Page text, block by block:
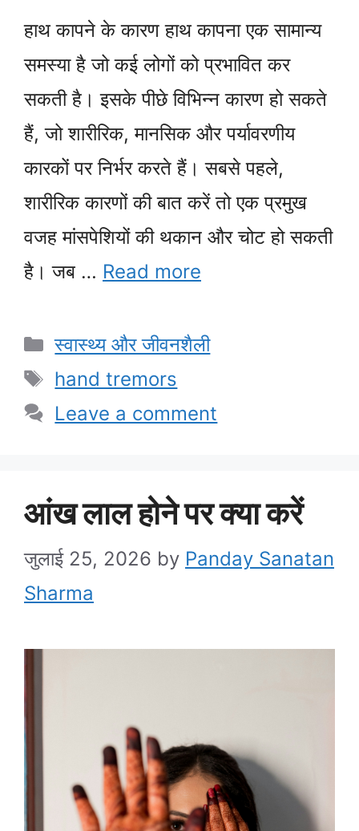
हाथ कापने के कारण हाथ कापना एक सामान्य
समस्या है जो कई लोगों को प्रभावित कर
सकती है। इसके पीछे विभिन्न कारण हो सकते
हैं, जो शारीरिक, मानसिक और पर्यावरणीय
कारकों पर निर्भर करते हैं। सबसे पहले,
शारीरिक कारणों की बात करें तो एक प्रमुख
वजह मांसपेशियों की थकान और चोट हो सकती
है। जब … Read more
Categories
स्वास्थ्य और जीवनशैली
Tags
hand tremors
Leave a comment
आंख लाल होने पर क्या करें
जुलाई 25, 2026 by Panday Sanatan
Sharma